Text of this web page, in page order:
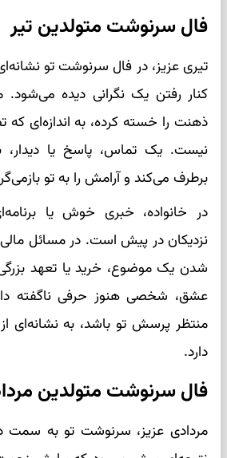
فال سرنوشت متولدین تیر
تیری عزیز، در فال سرنوشت تو
کنار رفتن یک نگرانی دیده
ذهنت را خسته کرده، به اندازه‌ای
نیست. یک تماس، پاسخ یا دیدار،
برطرف می‌کند و آرامش را به تو
در خانواده، خبری خوش یا
نزدیکان در پیش است. در مسائل
شدن یک موضوع، خرید یا تعهد
عشق، شخصی هنوز حرفی ناگفته
منتظر پرسش تو باشد، به نشانه‌ای از
دارد.
فال سرنوشت متولدین
مردادی عزیز، سرنوشت تو به سمت